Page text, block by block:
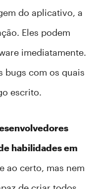
do aplicativo, a
Eles podem
imediatamente.
bugs com os quais
escrito.
habilidades em
ao certo, mas nem